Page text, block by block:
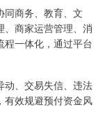
商务、教育、文
、商家运营管理、消
程一体化，通过平台
、交易失信、违法
有效规避预付资金风